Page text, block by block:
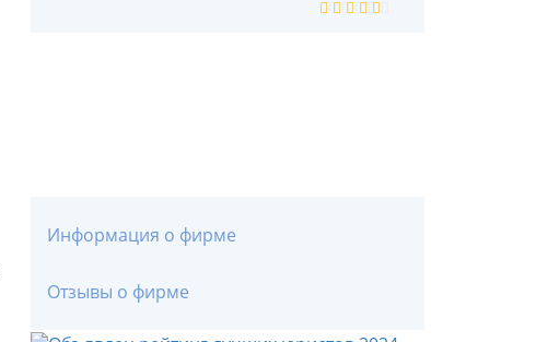
Информация о фирме
Отзывы о фирме